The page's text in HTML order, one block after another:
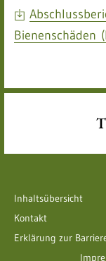
Bienenschäden
Inhaltsübersicht
Kontakt
Erklärung zur